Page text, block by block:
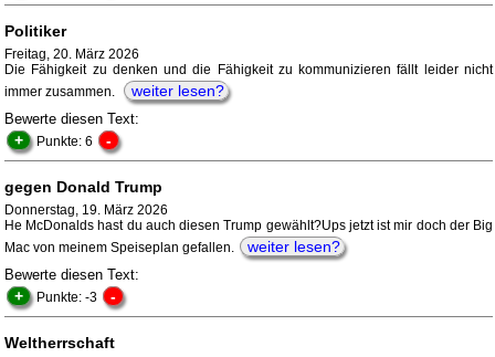
Politiker
Freitag, 20. März 2026
Die Fähigkeit zu denken und die Fähigkeit zu kommunizieren fällt leider nicht
immer zusammen.
weiter lesen?
Bewerte diesen Text:
+ Punkte: 6 -
gegen Donald Trump
Donnerstag, 19. März 2026
He McDonalds hast du auch diesen Trump gewählt?Ups jetzt ist mir doch der Big
Mac von meinem Speiseplan gefallen.
weiter lesen?
Bewerte diesen Text:
+ Punkte: -3 -
Weltherrschaft